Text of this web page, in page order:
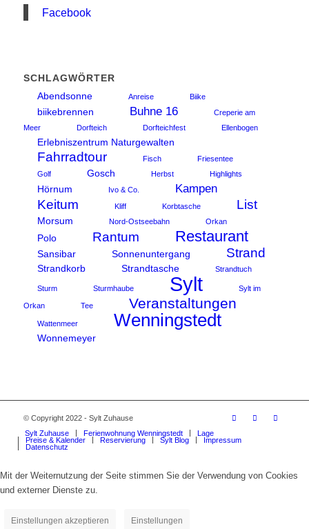
Facebook
SCHLAGWÖRTER
Abendsonne
Anreise Biike
biikebrennen Buhne 16
Creperie am
Meer
Dorfteich Dorfteichfest Ellenbogen
Erlebniszentrum Naturgewalten
Fahrradtour Fisch
Friesentee
Golf
Gosch Herbst Highlights
Hörnum Ivo & Co. Kampen
Keitum Kliff Korbtasche List
Morsum Nord-Ostseebahn Orkan
Polo Rantum Restaurant
Sansibar Sonnenuntergang Strand
Strandkorb Strandtasche Strandtuch
Sturm Sturmhaube Sylt Sylt im
Orkan Tee Veranstaltungen
Wattenmeer Wenningstedt
Wonnemeyer
© Copyright 2022 - Sylt Zuhause
Sylt Zuhause
Ferienwohnung Wenningstedt
Lage
Preise & Kalender
Reservierung Sylt Blog
Impressum
Datenschutz
Mit der Weiternutzung der Seite stimmen Sie der Verwendung von Cookies
und externer Dienste zu.
Einstellungen akzeptieren Einstellungen